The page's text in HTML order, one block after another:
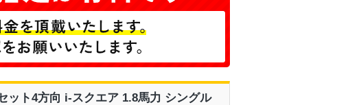
ット4方向 i-スクエア 1.8馬力 シングル